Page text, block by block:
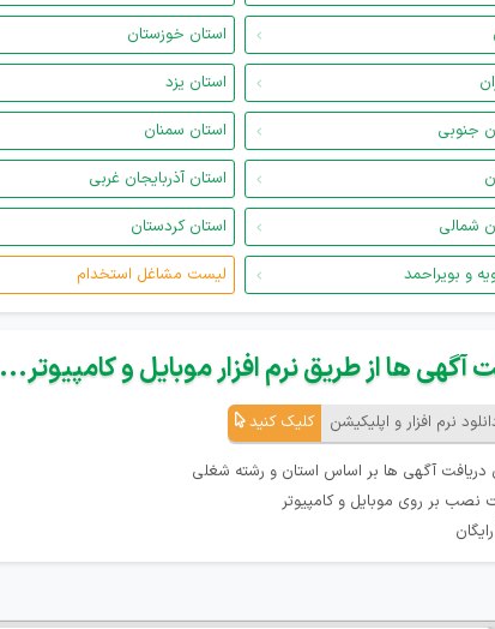
استان خوزستان
استان یزد
جنوبی
استان سمنان
استان آذربایجان غربی
شمالی
استان کردستان
و بویراحمد لیست مشاغل استخدام
آگهی ها از طریق نرم افزار موبایل و کامپیوتر...
نرم افزار و اپلیکیشن کلیک کنید
دریافت آگهی ها بر اساس استان و رشته شغلی
نصب بر روی موبایل و کامپیوتر